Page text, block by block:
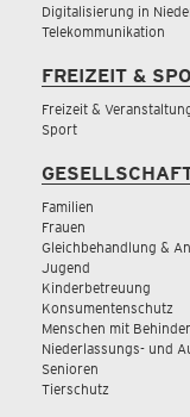
Digitalisierung in
Telekommunikation
FREIZEIT &
Freizeit &
Sport
Familien
Frauen
Gleichbehandlung &
Jugend
Kinderbetreuung
Konsumentenschutz
Menschen mit
Niederlassungs- und
Senioren
Tierschutz